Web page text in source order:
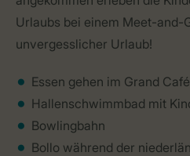
Urlaubs bei einem Meet-and-
unvergesslicher Urlaub!
Essen gehen im Grand
Hallenschwimmbad mit
Bowlingbahn
Bollo während der